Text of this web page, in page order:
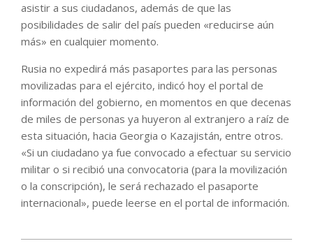
asistir a sus ciudadanos, además de que las
posibilidades de salir del país pueden «reducirse aún
más» en cualquier momento.
Rusia no expedirá más pasaportes para las personas
movilizadas para el ejército, indicó hoy el portal de
información del gobierno, en momentos en que decenas
de miles de personas ya huyeron al extranjero a raíz de
esta situación, hacia Georgia o Kazajistán, entre otros.
«Si un ciudadano ya fue convocado a efectuar su servicio
militar o si recibió una convocatoria (para la movilización
o la conscripción), le será rechazado el pasaporte
internacional», puede leerse en el portal de información.